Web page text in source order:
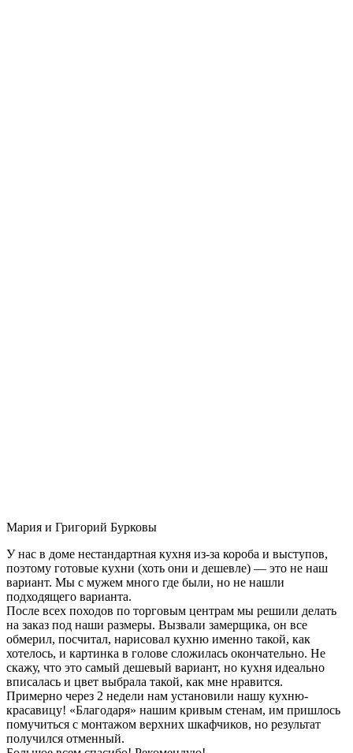
Мария и Григорий Бурковы
У нас в доме нестандартная кухня из-за короба и выступов,
поэтому готовые кухни (хоть они и дешевле) — это не наш
вариант. Мы с мужем много где были, но не нашли
подходящего варианта.
После всех походов по торговым центрам мы решили делать
на заказ под наши размеры. Вызвали замерщика, он все
обмерил, посчитал, нарисовал кухню именно такой, как
хотелось, и картинка в голове сложилась окончательно. Не
скажу, что это самый дешевый вариант, но кухня идеально
вписалась и цвет выбрала такой, как мне нравится.
Примерно через 2 недели нам установили нашу кухню-
красавицу! «Благодаря» нашим кривым стенам, им пришлось
помучиться с монтажом верхних шкафчиков, но результат
получился отменный.